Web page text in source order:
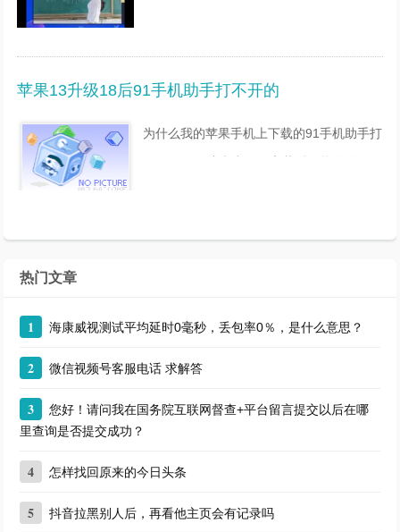
集于此，让我们看看有哪些好用的直播软件
吧 腾讯直播：
苹果13升级18后91手机助手打不开的
为什么我的苹果手机上下载的91手机助手打
不开了用91注意事项，安装后不能在使用
热门文章
1 海康威视测试平均延时0毫秒，丢包率0％，是什么意思？
2 微信视频号客服电话 求解答
3
您好！请问我在国务院互联网督查+平台留言提交以后在哪
里查询是否提交成功？
4 怎样找回原来的今日头条
5 抖音拉黑别人后，再看他主页会有记录吗